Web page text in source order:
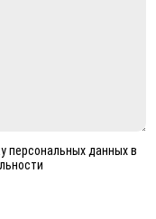
персональных данных в